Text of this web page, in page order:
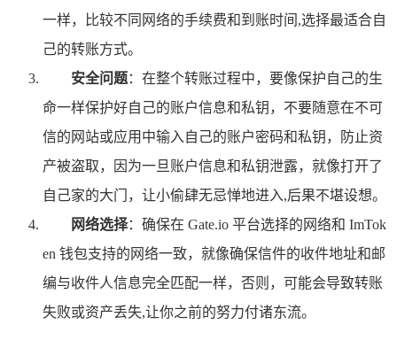
一样，比较不同网络的手续费和到账时间,选择最适合自
己的转账方式。
安全问题：在整个转账过程中，要像保护自己的生
命一样保护好自己的账户信息和私钥，不要随意在不可
信的网站或应用中输入自己的账户密码和私钥，防止资
产被盗取，因为一旦账户信息和私钥泄露，就像打开了
自己家的大门，让小偷肆无忌惮地进入,后果不堪设想。
网络选择：确保在 Gate.io 平台选择的网络和 ImTok
en 钱包支持的网络一致，就像确保信件的收件地址和邮
编与收件人信息完全匹配一样，否则，可能会导致转账
失败或资产丢失,让你之前的努力付诸东流。